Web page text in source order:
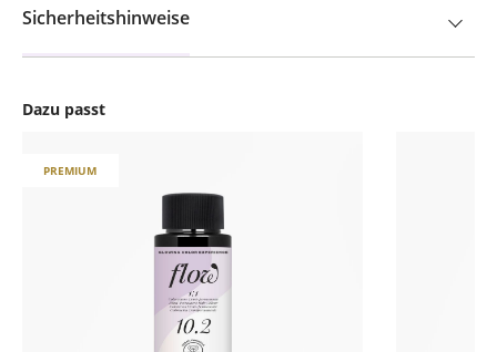
Dazu passt
PREMIUM
Sicherheitshinweise